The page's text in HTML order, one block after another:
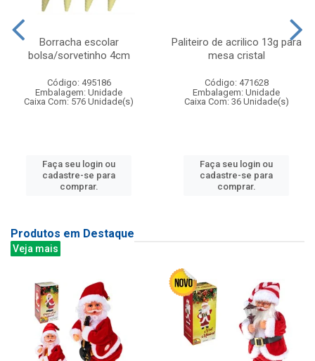
Borracha escolar
bolsa/sorvetinho 4cm
Código: 495186
Embalagem: Unidade
Caixa Com: 576 Unidade(s)
Faça seu login ou
cadastre-se para
comprar.
Paliteiro de acrilico 13g para
mesa cristal
Código: 471628
Embalagem: Unidade
Caixa Com: 36 Unidade(s)
Faça seu login ou
cadastre-se para
comprar.
Produtos em Destaque
Veja mais